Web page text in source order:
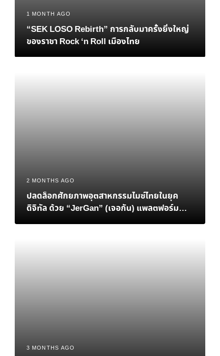
1 MONTH AGO
“SEK LOSO Rebirth” การกลับมาครั้งยิ่งใหญ่
ของราชา Rock ‘n Roll เมืองไทย
2 MONTHS AGO
ปลดล็อกศักยภาพอุตสาหกรรมไมซ์ไทยในยุค
ดิจิทัล ด้วย “JerGan” (เจอกัน) แพลตฟอร์ม
3 MONTHS AGO